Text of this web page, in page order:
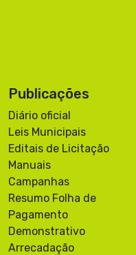
Publicações
Diário oficial
Leis Municipais
Editais de Licitação
Manuais
Campanhas
Resumo Folha de
Pagamento
Demonstrativo
Arrecadação